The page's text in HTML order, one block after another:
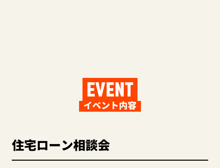
EVENT
イベント内容
住宅ローン相談会